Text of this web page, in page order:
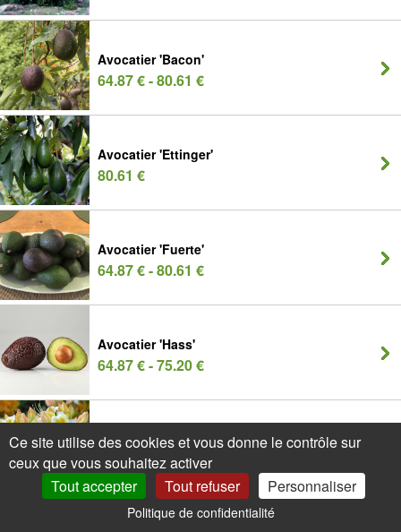
Avocatier 'Bacon'
64.87 € - 80.61 €
Avocatier 'Ettinger'
80.61 €
Avocatier 'Fuerte'
64.87 € - 80.61 €
Avocatier 'Hass'
64.87 € - 75.20 €
Azalée caduque Blanche
3.95 € - 6.98 €
Promos
Ce site utilise des cookies et vous donne le contrôle sur
ceux que vous souhaitez activer
Tout accepter
Tout refuser Personnaliser
Politique de confidentialité